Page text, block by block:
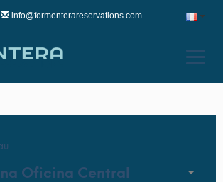
info@formenterareservations.com
Oficina Central